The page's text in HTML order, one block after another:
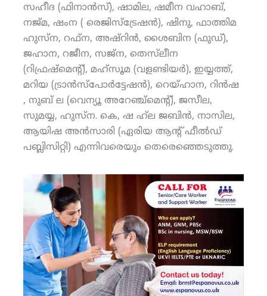
സഹീദ (ഫിനാന്‍സ്), ഷാമില, ഷമീന വഹാബ്,
നജ്മ, ഷംന ( രെജിസ്‌ട്രേഷന്‍), ഷിനു, ഫാത്തിമ
ഹുസ്‌ന, റഫ്‌ന, അഷ്‌റിന്‍, ശൈബിന (ഫുഡ്),
ജഹാന, റജീന, സജ്‌ന, തെസ്‌ലീന
(റിഫ്രഷ്‌മെന്റ്), മഹ്‌സൂമ (വളണ്ടിയര്‍), ഇയ്യത്ത്,
മറിയ (ട്രാന്‍സ്‌പോര്‍ട്ടേഷന്‍), റെയ്ഹാന, റിന്‍ഷ
, നുബ് ല (വെന്യൂ അറേഞ്ച്‌മെന്റ്), ജസീല,
സുമയ്യ, ഹുസ്‌ന. കെ, ഷ ഹ്‌ല ജബിന്‍, നാസില,
ആയിഷ അന്‍സാരി (ഏരിയ ആന്റ് ഫീല്‍ഡ്
പബ്ലിസിറ്റി) എന്നിവരെയും തെരെഞ്ഞെടുത്തു.